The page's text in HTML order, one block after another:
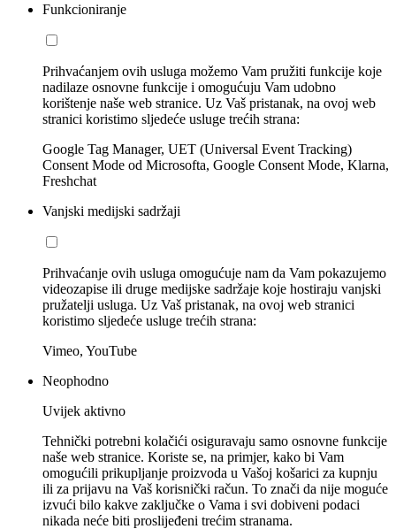
Funkcioniranje
Prihvaćanjem ovih usluga možemo Vam pružiti funkcije koje
nadilaze osnovne funkcije i omogućuju Vam udobno
korištenje naše web stranice. Uz Vaš pristanak, na ovoj web
stranici koristimo sljedeće usluge trećih strana:
Google Tag Manager, UET (Universal Event Tracking)
Consent Mode od Microsofta, Google Consent Mode, Klarna,
Freshchat
Vanjski medijski sadržaji
Prihvaćanje ovih usluga omogućuje nam da Vam pokazujemo
videozapise ili druge medijske sadržaje koje hostiraju vanjski
pružatelji usluga. Uz Vaš pristanak, na ovoj web stranici
koristimo sljedeće usluge trećih strana:
Vimeo, YouTube
Neophodno
Uvijek aktivno
Tehnički potrebni kolačići osiguravaju samo osnovne funkcije
naše web stranice. Koriste se, na primjer, kako bi Vam
omogućili prikupljanje proizvoda u Vašoj košarici za kupnju
ili za prijavu na Vaš korisnički račun. To znači da nije moguće
izvući bilo kakve zaključke o Vama i svi dobiveni podaci
nikada neće biti proslijeđeni trećim stranama.